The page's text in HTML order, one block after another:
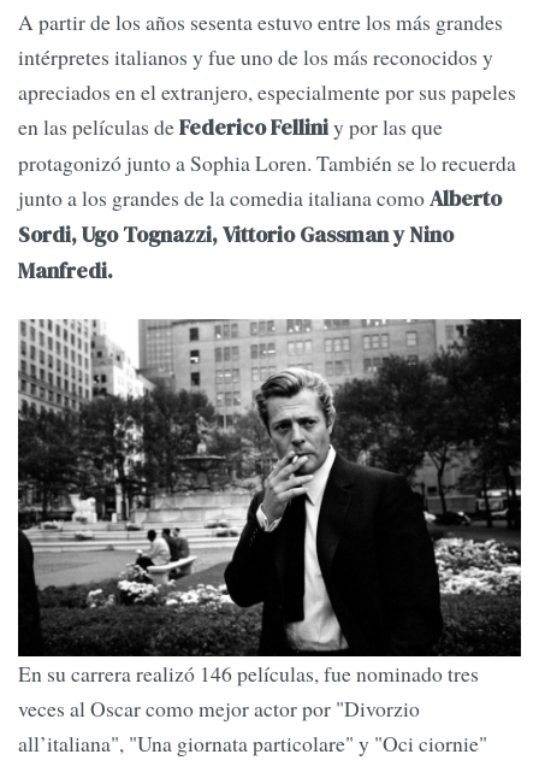
A partir de los años sesenta estuvo entre los más grandes
intérpretes italianos y fue uno de los más reconocidos y
apreciados en el extranjero, especialmente por sus papeles
en las películas deFederico Felliniy por las que
protagonizó junto a Sophia Loren. También se lo recuerda
junto a los grandes de la comedia italiana comoAlberto
Sordi, Ugo Tognazzi, Vittorio Gassman y Nino
Manfredi.
En su carrera realizó 146 películas, fue nominado tres
veces al Oscar como mejor actor por "Divorzio
all’italiana", "Una giornata particolare" y "Oci ciornie"